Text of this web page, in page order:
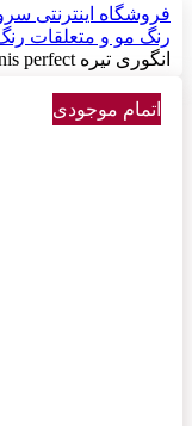
فروشگاه اینترنتی
رنگ مو و متعلقات
انگوری تیره Adonis perfect
اتمام موجودی